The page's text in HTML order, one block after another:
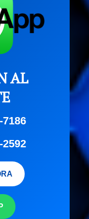
AL
7186
2592